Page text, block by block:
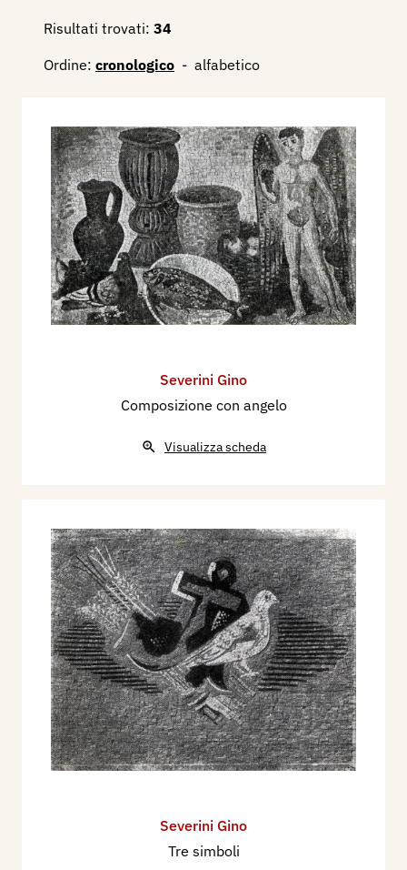
Risultati trovati: 34
Ordine: cronologico - alfabetico
Severini Gino
Composizione con angelo
Visualizza scheda
Severini Gino
Tre simboli